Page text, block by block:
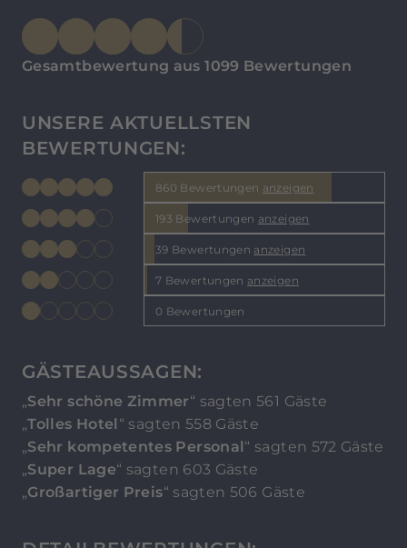
Gesamtbewertung aus 1099 Bewertungen
UNSERE AKTUELLSTEN
BEWERTUNGEN:
860 Bewertungen anzeigen
193 Bewertungen anzeigen
39 Bewertungen anzeigen
7 Bewertungen anzeigen
0 Bewertungen
GÄSTEAUSSAGEN:
„Sehr schöne Zimmer“ sagten 561 Gäste
„Tolles Hotel “ sagten 558 Gäste
„Sehr kompetentes Personal“ sagten 572 Gäste
„Super Lage“ sagten 603 Gäste
„Großartiger Preis“ sagten 506 Gäste